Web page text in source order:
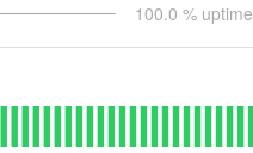
100.0 % uptime